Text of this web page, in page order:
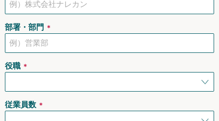
部署・部門 ＊
役職 ＊
従業員数 ＊